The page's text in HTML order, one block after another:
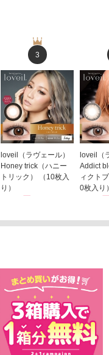
3
loveil（ラヴェール）
Honey trick（ハニー
トリック） （10枚入
り）
loveil（
Addict
ィクト
0枚入り